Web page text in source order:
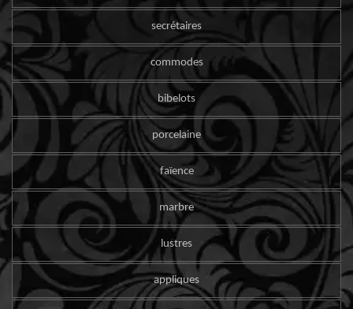
secrétaires
commodes
bibelots
porcelaine
faïence
marbre
lustres
appliques